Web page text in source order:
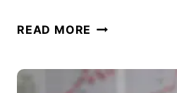
READ MORE व्य
य